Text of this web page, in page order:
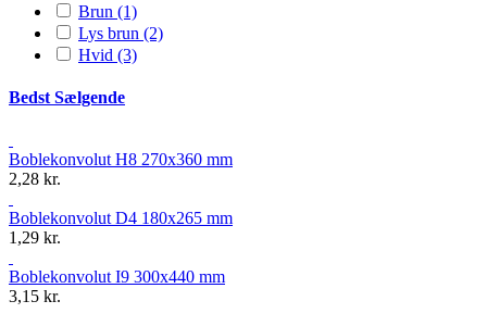
Brun (1)
Lys brun (2)
Hvid (3)
Bedst Sælgende
Boblekonvolut H8 270x360 mm
2,28 kr.
Boblekonvolut D4 180x265 mm
1,29 kr.
Boblekonvolut I9 300x440 mm
3,15 kr.